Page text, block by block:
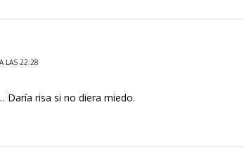
LAS 22:28
Daría risa si no diera miedo.